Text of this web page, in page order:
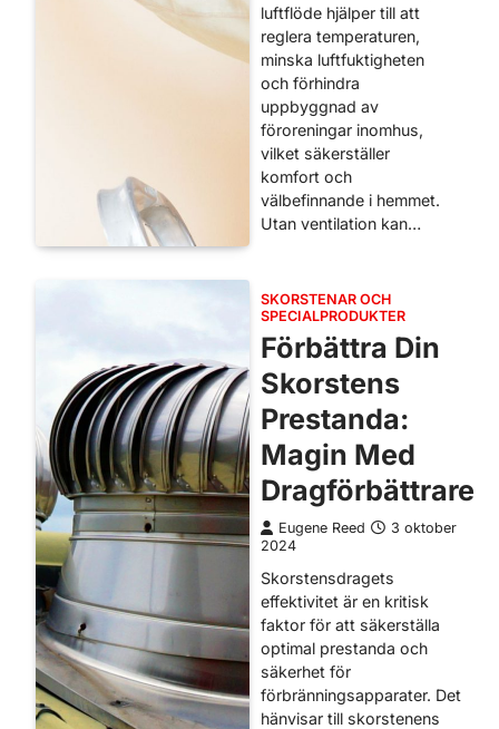
luftflöde hjälper till att
reglera temperaturen,
minska luftfuktigheten
och förhindra
uppbyggnad av
föroreningar inomhus,
vilket säkerställer
komfort och
välbefinnande i hemmet.
Utan ventilation kan…
SKORSTENAR OCH
SPECIALPRODUKTER
Förbättra Din
Skorstens
Prestanda:
Magin Med
Dragförbättrare
Eugene Reed
3 oktober
2024
Skorstensdragets
effektivitet är en kritisk
faktor för att säkerställa
optimal prestanda och
säkerhet för
förbränningsapparater. Det
hänvisar till skorstenens